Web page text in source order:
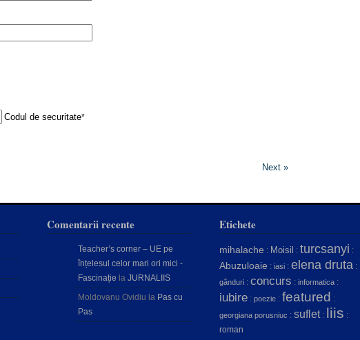
Codul de securitate*
Next »
Comentarii recente
Teacher’s corner – UE pe
înțelesul celor mari ori mici -
Fascinație la JURNALIIS
Moldovanu Ovidiu la Pas cu
Pas
Etichete
mihalache : Moisil : turcsanyi :
Abuzuloaie : iasi : elena druta :
gânduri : concurs : informatica :
iubire : poezie : featured :
georgiana porusniuc : suflet: liis :
roman